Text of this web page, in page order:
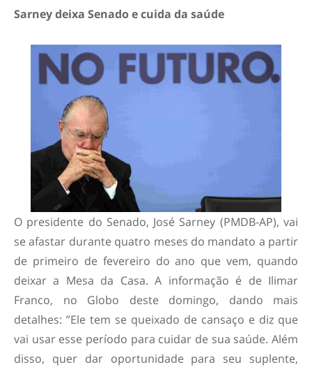
Sarney deixa Senado e cuida da saúde
O presidente do Senado, José Sarney (PMDB-AP), vai
se afastar durante quatro meses do mandato a partir
de primeiro de fevereiro do ano que vem, quando
deixar a Mesa da Casa. A informação é de Ilimar
Franco, no Globo deste domingo, dando mais
detalhes: ”Ele tem se queixado de cansaço e diz que
vai usar esse período para cuidar de sua saúde. Além
disso, quer dar oportunidade para seu suplente,